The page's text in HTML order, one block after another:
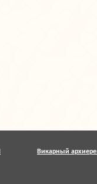
Викарный